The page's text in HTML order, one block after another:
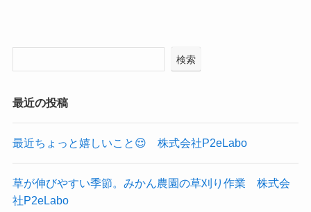
検索
最近の投稿
最近ちょっと嬉しいこと😌 株式会社P2eLabo
草が伸びやすい季節。みかん農園の草刈り作業 株式会
社P2eLabo